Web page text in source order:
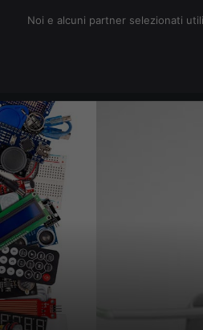
Noi e alcuni partner selezionati